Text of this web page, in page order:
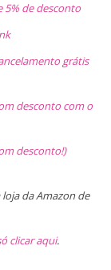
5% de desconto
grátis
desconto com o
desconto!)
da Amazon de
clicar aqui.